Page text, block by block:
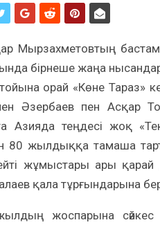
Мырзахметовтың
бірнеше жаңа
орай «Көне Тараз»
Әзербаев пен Асқар
Азияда теңдесі жоқ
80 жылдыққа тамаша
жұмыстары ары қарай
қала тұрғындарына
жоспарына сәйкес